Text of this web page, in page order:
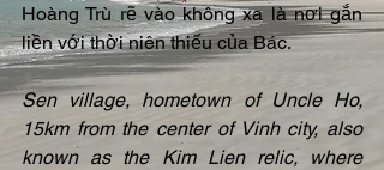
Hoàng Trù rẽ vào không xa là nơi gắn
liền với thời niên thiếu của Bác.
Sen village, hometown of Uncle Ho,
15km from the center of Vinh city, also
known as the Kim Lien relic, where